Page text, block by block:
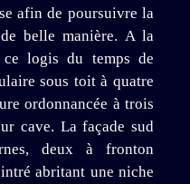
afin de poursuivre la
belle manière. A la
logis du temps de
sous toit à quatre
ordonnancée à trois
cave. La façade sud
deux à fronton
abritant une niche